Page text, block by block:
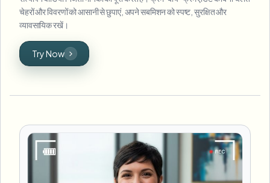
चेहरों और विवरणों को आसानी से छुपाएं, अपने सबमिशन को स्पष्ट, सुरक्षित और
व्यावसायिक रखें।
Try Now